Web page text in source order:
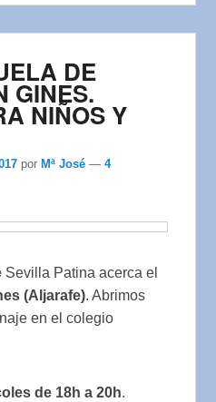
DE
GINES.
NIÑOS Y
por Mª José —4
Sevilla Patina acerca el
(Aljarafe). Abrimos
en el colegio
de 18h a 20h.